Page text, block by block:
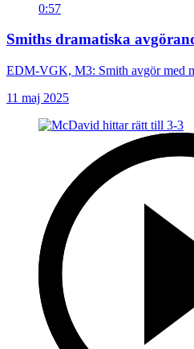
0:57
Smiths dramatiska
EDM-VGK, M3: Smith avgör med
11 maj 2025